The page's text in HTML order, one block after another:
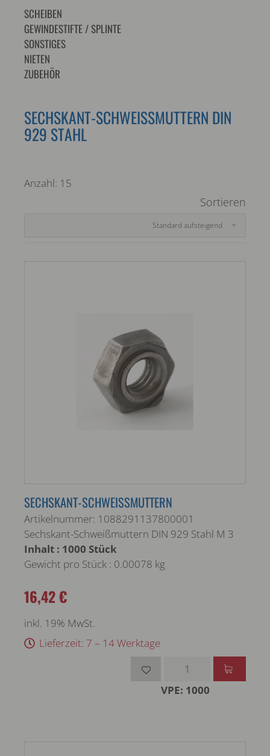
SCHEIBEN
GEWINDESTIFTE / SPLINTE
SONSTIGES
NIETEN
ZUBEHÖR
SECHSKANT-SCHWEISSMUTTERN DIN 9
29 STAHL
Anzahl: 15
Sortieren
Standard aufsteigend
SECHSKANT-SCHWEISSMUTTERN
Artikelnummer: 1088291137800001
Sechskant-Schweißmuttern DIN 929 Stahl M 3
Inhalt : 1000 Stück
Gewicht pro Stück : 0.00078 kg
16,42 €
inkl. 19% MwSt.
Lieferzeit: 7 – 14 Werktage
VPE: 1000